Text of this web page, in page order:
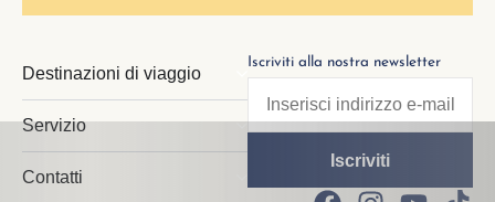
Destinazioni di viaggio
Servizio
Contatti
Iscriviti alla nostra newsletter